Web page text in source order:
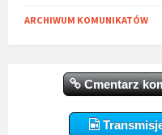
ARCHIWUM KOMUNIKATÓW
Cmentarz